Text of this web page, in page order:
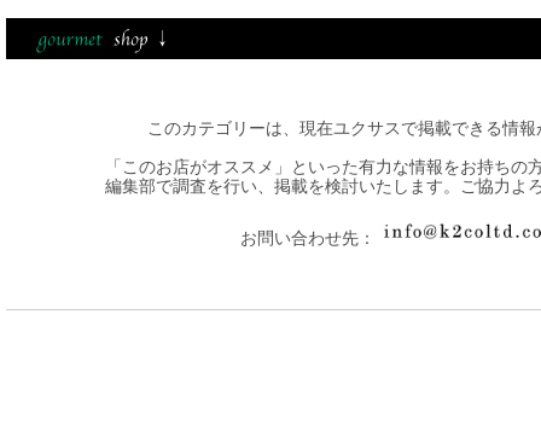
このカテゴリーは、現在ユクサスで掲載できる情
「このお店がオススメ」といった有力な情報をお持ちの
編集部で調査を行い、掲載を検討いたします。ご協力よ
お問い合わせ先：